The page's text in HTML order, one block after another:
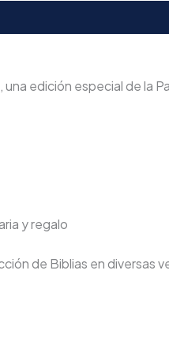
una edición especial de la
y regalo
de Biblias en